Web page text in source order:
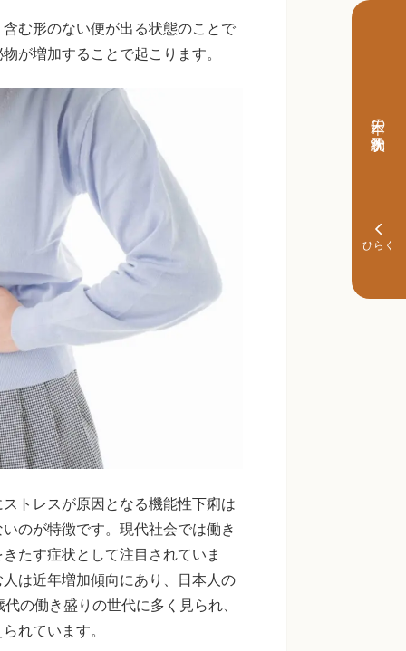
本日の予約状況
む形のない便が出る状態のことで
が増加することで起こります。
トレスが原因となる機能性下痢は
のが特徴です。現代社会では働き
たす症状として注目されていま
は近年増加傾向にあり、日本人の
の働き盛りの世代に多く見られ、
れています。